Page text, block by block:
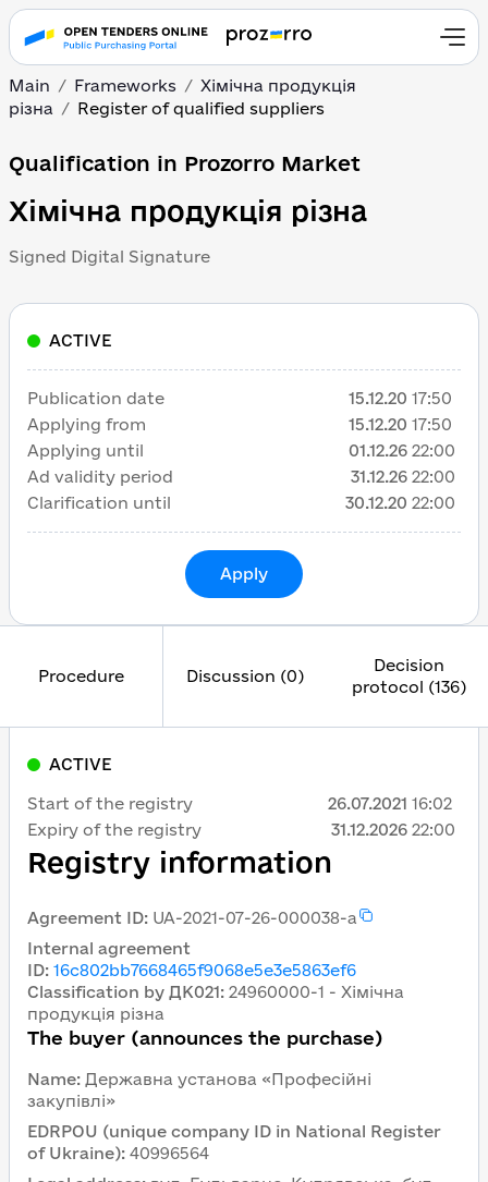
Main Frameworks
Хімічна продукція
різна
Register of qualified suppliers
Qualification in Prozorro Market
Хімічна продукція різна
Signed Digital Signature
Procedure Discussion (0)
Decision
protocol (136)
Registry information
Agreement ID: UA-2021-07-26-000038-a
Internal agreement
ID: 16c802bb7668465f9068e5e3e5863ef6
Classification by ДК021: 24960000-1 - Хімічна
продукція різна
The buyer (announces the purchase)
Name: Державна установа «Професійні
закупівлі»
EDRPOU (unique company ID in National Register
of Ukraine): 40996564
ACTIVE
Start of the registry 26.07.2021 16:02
Expiry of the registry
31.12.2026 22:00
ACTIVE
Publication date 15.12.20 17:50
Applying from
15.12.20 17:50
Applying until
01.12.26 22:00
Ad validity period
31.12.26 22:00
Clarification until
30.12.20 22:00
Apply